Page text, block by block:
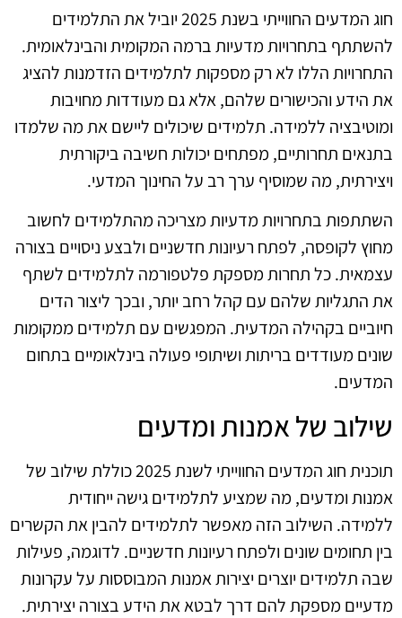
חוג המדעים החווייתי בשנת 2025 יוביל את התלמידים
להשתתף בתחרויות מדעיות ברמה המקומית והבינלאומית.
התחרויות הללו לא רק מספקות לתלמידים הזדמנות להציג
את הידע והכישורים שלהם, אלא גם מעודדות מחויבות
ומוטיבציה ללמידה. תלמידים שיכולים ליישם את מה שלמדו
בתנאים תחרותיים, מפתחים יכולות חשיבה ביקורתית
ויצירתית, מה שמוסיף ערך רב על החינוך המדעי.
השתתפות בתחרויות מדעיות מצריכה מהתלמידים לחשוב
מחוץ לקופסה, לפתח רעיונות חדשניים ולבצע ניסויים בצורה
עצמאית. כל תחרות מספקת פלטפורמה לתלמידים לשתף
את התגליות שלהם עם קהל רחב יותר, ובכך ליצור הדים
חיוביים בקהילה המדעית. המפגשים עם תלמידים ממקומות
שונים מעודדים בריתות ושיתופי פעולה בינלאומיים בתחום
המדעים.
שילוב של אמנות ומדעים
תוכנית חוג המדעים החווייתי לשנת 2025 כוללת שילוב של
אמנות ומדעים, מה שמציע לתלמידים גישה ייחודית
ללמידה. השילוב הזה מאפשר לתלמידים להבין את הקשרים
בין תחומים שונים ולפתח רעיונות חדשניים. לדוגמה, פעילות
שבה תלמידים יוצרים יצירות אמנות המבוססות על עקרונות
מדעיים מספקת להם דרך לבטא את הידע בצורה יצירתית.